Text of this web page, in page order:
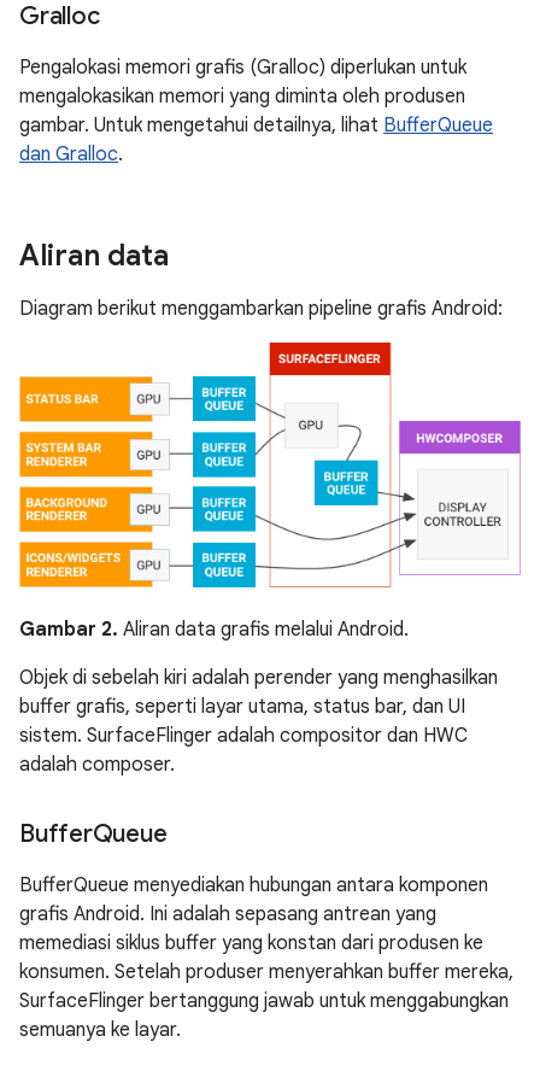
Gralloc
Pengalokasi memori grafis (Gralloc) diperlukan untuk
mengalokasikan memori yang diminta oleh produsen
gambar. Untuk mengetahui detailnya, lihat BufferQueue
dan Gralloc.
Aliran data
Diagram berikut menggambarkan pipeline grafis Android:
Gambar 2. Aliran data grafis melalui Android.
Objek di sebelah kiri adalah perender yang menghasilkan
buffer grafis, seperti layar utama, status bar, dan UI
sistem. SurfaceFlinger adalah compositor dan HWC
adalah composer.
BufferQueue
BufferQueue menyediakan hubungan antara komponen
grafis Android. Ini adalah sepasang antrean yang
memediasi siklus buffer yang konstan dari produsen ke
konsumen. Setelah produser menyerahkan buffer mereka,
SurfaceFlinger bertanggung jawab untuk menggabungkan
semuanya ke layar.